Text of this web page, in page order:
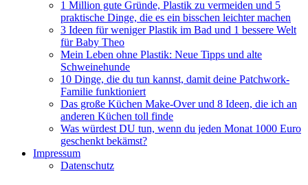
1 Million gute Gründe, Plastik zu vermeiden und 5
praktische Dinge, die es ein bisschen leichter machen
3 Ideen für weniger Plastik im Bad und 1 bessere Welt
für Baby Theo
Mein Leben ohne Plastik: Neue Tipps und alte
Schweinehunde
10 Dinge, die du tun kannst, damit deine Patchwork-
Familie funktioniert
Das große Küchen Make-Over und 8 Ideen, die ich an
anderen Küchen toll finde
Was würdest DU tun, wenn du jeden Monat 1000 Euro
geschenkt bekämst?
Impressum
Datenschutz